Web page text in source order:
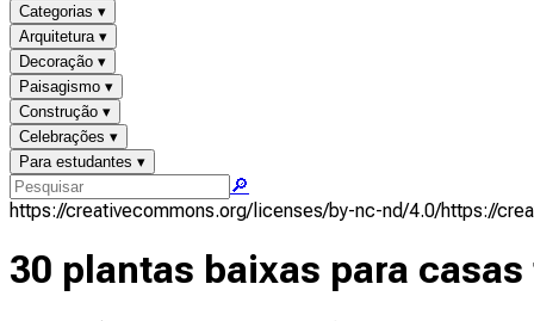
Categorias ▾
Arquitetura ▾
Decoração ▾
Paisagismo ▾
Construção ▾
Celebrações ▾
Para estudantes ▾
🔎
https://creativecommons.org/licenses/by-nc-nd/4.0/https://
30 plantas baixas para